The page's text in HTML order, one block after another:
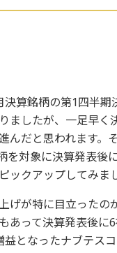
算銘柄の第1四半
ましたが、一足早
んだと思われます
を対象に決算発表後
ックアップしてみま
げが特に目立ったの
あって決算発表後
となったナブテス